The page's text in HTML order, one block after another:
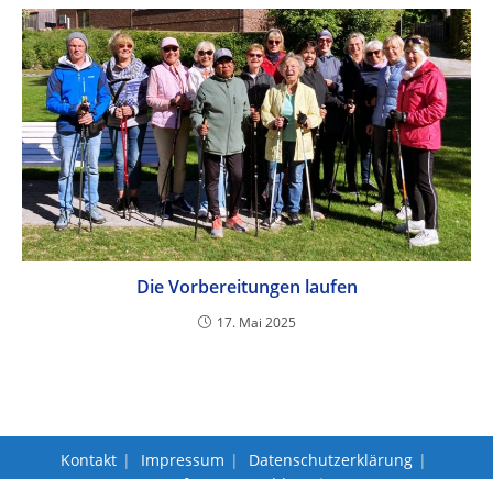
Die Vorbereitungen laufen
17. Mai 2025
Kontakt Impressum
Datenschutzerklärung